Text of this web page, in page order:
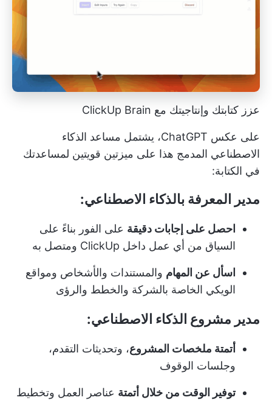
عزز كتابتك وإنتاجيتك مع ClickUp Brain
على عكس ChatGPT، يشتمل مساعد الذكاء
الاصطناعي المدمج هذا على ميزتين قويتين لمساعدتك
في الكتابة:
مدير المعرفة بالذكاء الاصطناعي:
احصل على إجابات دقيقة على الفور بناءً على
السياق من أي عمل داخل ClickUp ومتصل به
اسأل عن المهام والمستندات والأشخاص ومواقع
الويكي الخاصة بالشركة والخطط والرؤى
مدير مشروع الذكاء الاصطناعي:
أتمتة ملخصات المشروع، وتحديثات التقدم،
وجلسات الوقوف
توفير الوقت من خلال أتمتة عناصر العمل وتخطيط